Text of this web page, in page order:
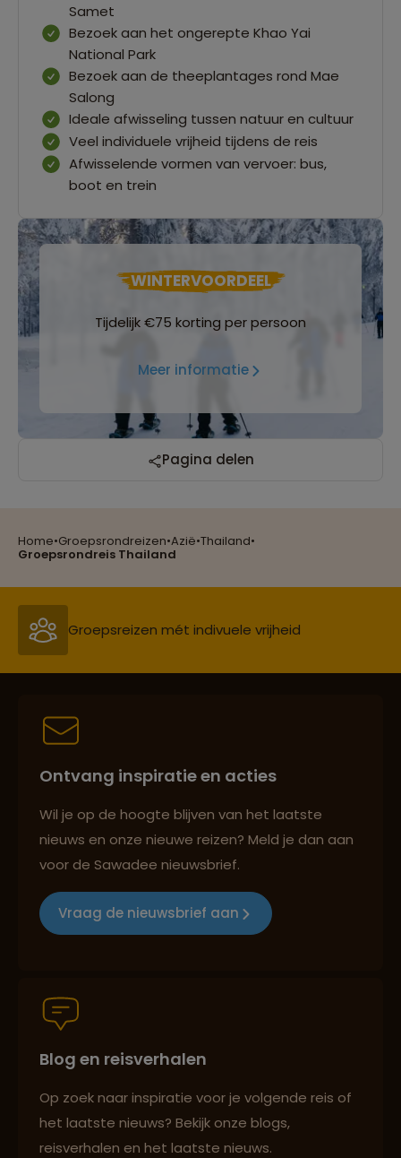
Home•Groepsrondreizen•Azië•Thailand•
Groepsrondreis Thailand
Samet
Bezoek aan het ongerepte Khao Yai
National Park
Bezoek aan de theeplantages rond Mae
Salong
Ideale afwisseling tussen natuur en cultuur
Veel individuele vrijheid tijdens de reis
Afwisselende vormen van vervoer: bus,
boot en trein
WINTERVOORDEEL
Tijdelijk €75 korting per persoon
Meer informatie
Pagina delen
Reizen met oog voor mens, cultuur en milieu
Groepsreizen mét indivuele vrijheid
Persoonlijk en deskundig reisadvies
Best beoordeelde reisroutes
Groepsreizen mét indivuele vrijheid
Best beoordeelde reisroutes
Reizen met oog voor mens, cultuur en milieu
Ontvang inspiratie en acties
Wil je op de hoogte blijven van het laatste
nieuws en onze nieuwe reizen? Meld je dan aan
voor de Sawadee nieuwsbrief.
Vraag de nieuwsbrief aan
Blog en reisverhalen
Op zoek naar inspiratie voor je volgende reis of
het laatste nieuws? Bekijk onze blogs,
reisverhalen en het laatste nieuws.